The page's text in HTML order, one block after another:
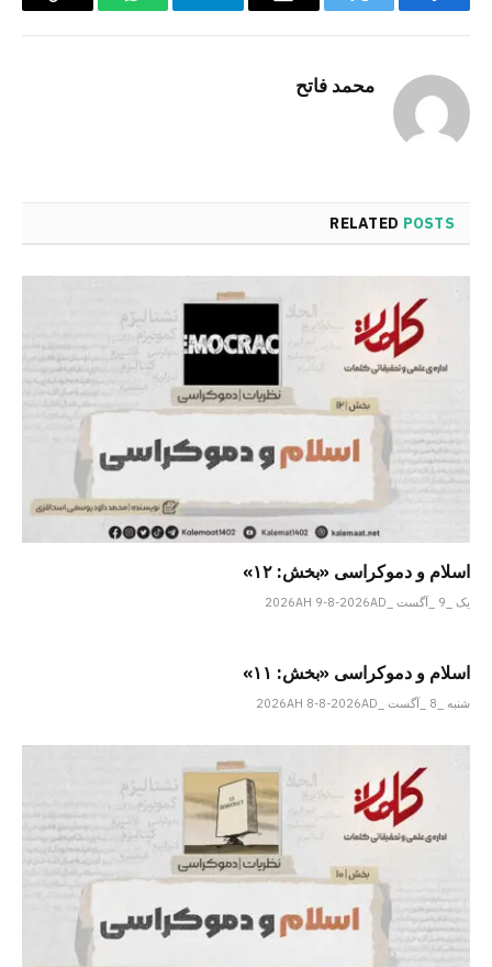
Facebook
Twitter
Email
Telegram
WhatsApp
Copy
محمد فاتح
RELATED POSTS
اسلام و دموکراسی «بخش: ۱۲»
یک _9 _آگست _2026AH 9-8-2026AD
اسلام و دموکراسی «بخش: ۱۱»
شنبه _8 _آگست _2026AH 8-8-2026AD